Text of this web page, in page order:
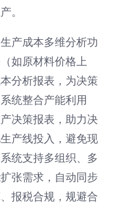
。
产成本多维分析功
如原材料价格上
分析报表，为决策
统整合产能利用
决策报表，助力决
产线投入，避免现
统支持多组织、多
张需求，自动同步
报税合规，规避合